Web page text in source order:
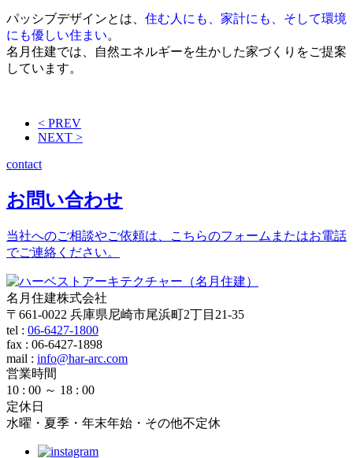
パッシブデザインとは、 住む人にも、家計にも、そして環境
にも優しい住まい。
名月住建では、自然エネルギーを生かした家づくりをご提案
しています。
< PREV
NEXT >
contact
お問い合わせ
当社へのご相談やご依頼は、こちらのフォームまたはお電話
でご連絡ください。
名月住建株式会社
〒661-0022 兵庫県尼崎市尾浜町2丁目21-35
tel : 06-6427-1800
fax : 06-6427-1898
mail : info@har-arc.com
営業時間
10 : 00 ～ 18 : 00
定休日
水曜・夏季・年末年始・その他不定休